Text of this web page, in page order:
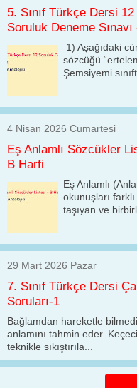
5. Sınıf Türkçe Dersi 12
Soruluk Deneme Sınavı
1) Aşağıdaki
sözcüğü
Şemsiyemi
4 Nisan 2026 Cumartesi
Eş Anlamlı Sözcükler
B Harfi
Eş Anlamlı
okunuşları
taşıyan ve
29 Mart 2026 Pazar
7. Sınıf Türkçe Dersi
Soruları-1
Bağlamdan hareketle
anlamını tahmin eder.
teknikle sıkıştırıla...